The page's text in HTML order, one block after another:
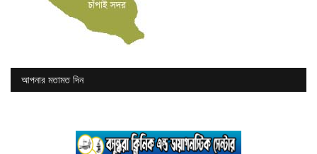
আপনার মতামত দিন